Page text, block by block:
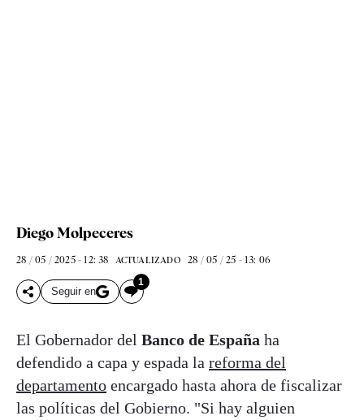
Diego Molpeceres
28 / 05 / 2025 - 12: 38 ACTUALIZADO 28 / 05 / 25 - 13: 06
Seguir en
1
El Gobernador del Banco de España ha
defendido a capa y espada la reforma del
departamento encargado hasta ahora de fiscalizar
las políticas del Gobierno. "Si hay alguien